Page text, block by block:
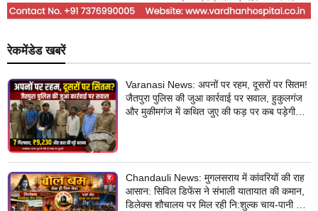
रेकमेंडेड खबरें
Varanasi News: अपनों पर रहम, दूसरों पर सितम!
जैतपुरा पुलिस की जुआ कार्रवाई पर सवाल, हुकुलगंज
और मुकीमगंज में कथित जुए की फड़ पर कब पड़ेगी
Chandauli News: मुगलसराय में कांवरियों की राह
आसान: सिविल डिफेंस ने संभाली यातायात की कमान,
डिलेक्स शौचालय पर मिल रही नि:शुल्क चाय-पानी की